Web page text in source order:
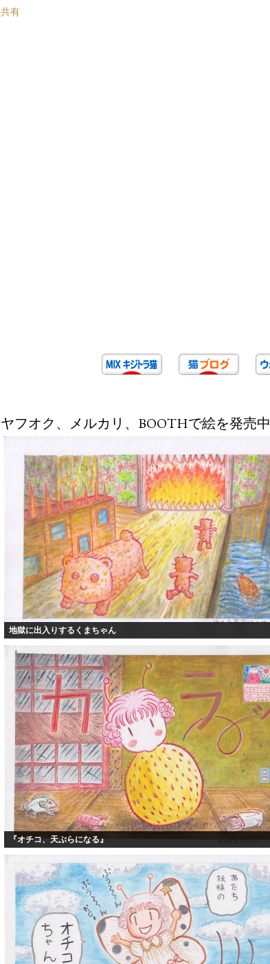
共有
ヤフオク、メルカリ、BOOTHで絵を発売中
地獄に出入りするくまちゃん
『オチコ、天ぷらになる』